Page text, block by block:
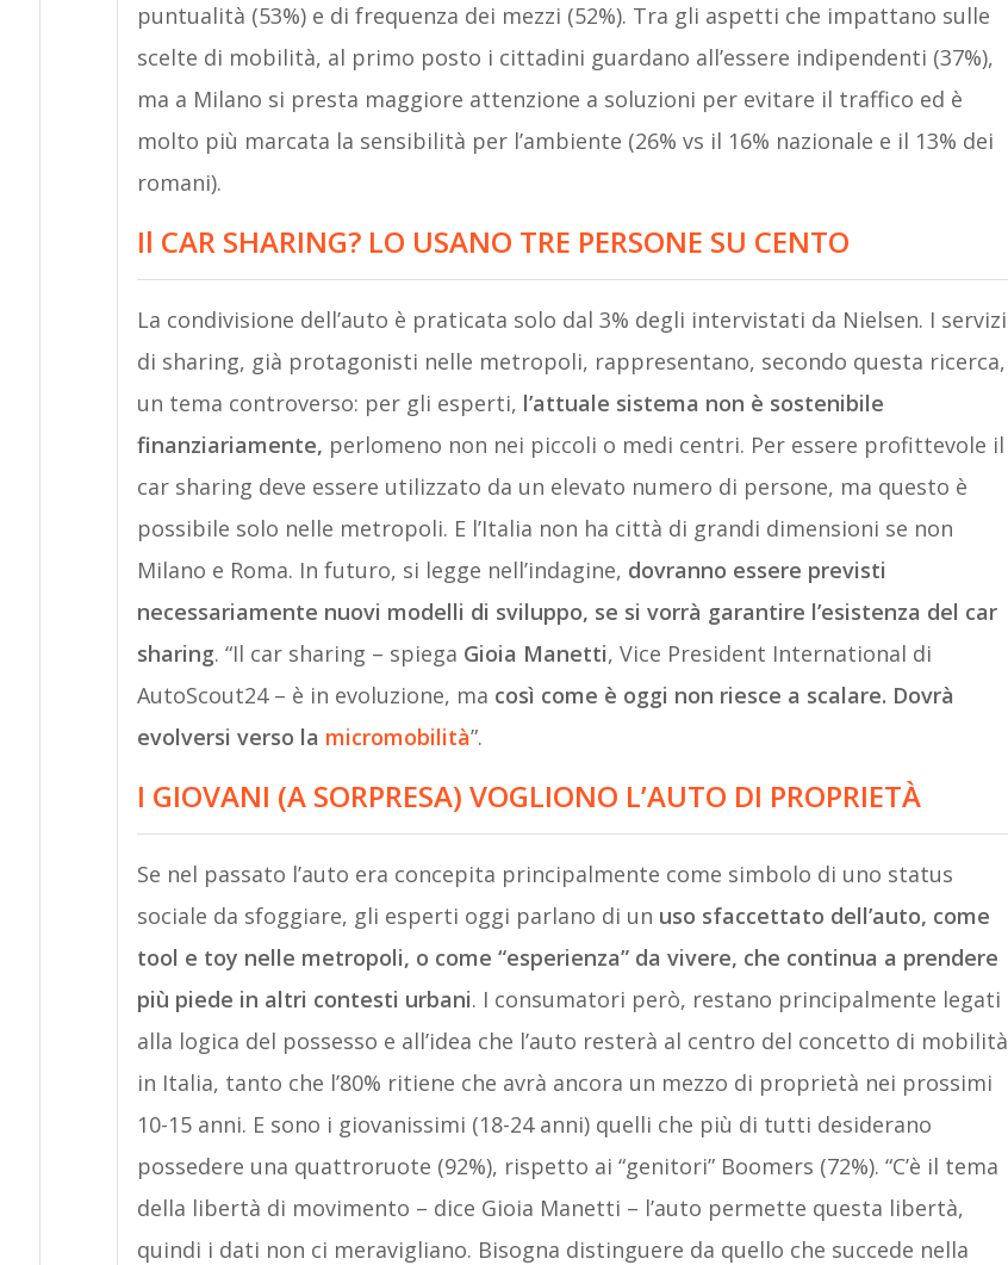
puntualità (53%) e di frequenza dei mezzi (52%). Tra gli aspetti che impattano sulle
scelte di mobilità, al primo posto i cittadini guardano all’essere indipendenti (37%),
ma a Milano si presta maggiore attenzione a soluzioni per evitare il traffico ed è
molto più marcata la sensibilità per l’ambiente (26% vs il 16% nazionale e il 13% dei
romani).
Il CAR SHARING? LO USANO TRE PERSONE SU CENTO
La condivisione dell’auto è praticata solo dal 3% degli intervistati da Nielsen. I servizi
di sharing, già protagonisti nelle metropoli, rappresentano, secondo questa ricerca,
un tema controverso: per gli esperti, l’attuale sistema non è sostenibile
finanziariamente, perlomeno non nei piccoli o medi centri. Per essere profittevole il
car sharing deve essere utilizzato da un elevato numero di persone, ma questo è
possibile solo nelle metropoli. E l’Italia non ha città di grandi dimensioni se non
Milano e Roma. In futuro, si legge nell’indagine, dovranno essere previsti
necessariamente nuovi modelli di sviluppo, se si vorrà garantire l’esistenza del car
sharing. “Il car sharing – spiega Gioia Manetti, Vice President International di
AutoScout24 – è in evoluzione, ma così come è oggi non riesce a scalare. Dovrà
evolversi verso la micromobilità”.
I GIOVANI (A SORPRESA) VOGLIONO L’AUTO DI PROPRIETÀ
Se nel passato l’auto era concepita principalmente come simbolo di uno status
sociale da sfoggiare, gli esperti oggi parlano di un uso sfaccettato dell’auto, come
tool e toy nelle metropoli, o come “esperienza” da vivere, che continua a prendere
più piede in altri contesti urbani. I consumatori però, restano principalmente legati
alla logica del possesso e all’idea che l’auto resterà al centro del concetto di mobilità
in Italia, tanto che l’80% ritiene che avrà ancora un mezzo di proprietà nei prossimi
10-15 anni. E sono i giovanissimi (18-24 anni) quelli che più di tutti desiderano
possedere una quattroruote (92%), rispetto ai “genitori” Boomers (72%). “C’è il tema
della libertà di movimento – dice Gioia Manetti – l’auto permette questa libertà,
quindi i dati non ci meravigliano. Bisogna distinguere da quello che succede nella